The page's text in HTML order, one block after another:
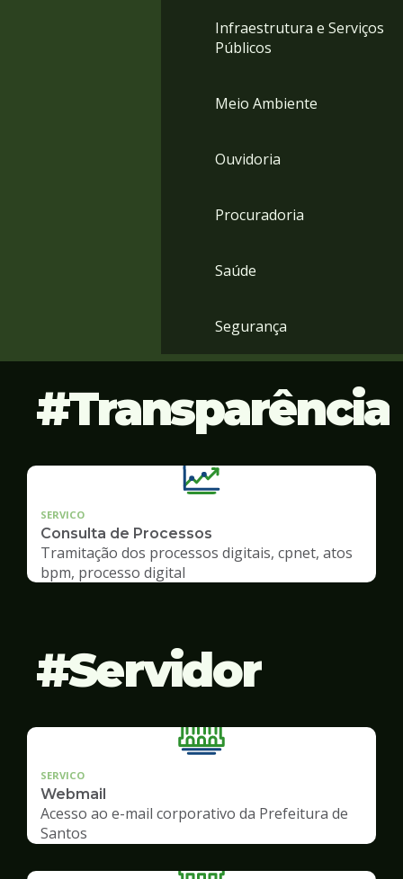
Infraestrutura e Serviços
Públicos
Meio Ambiente
Ouvidoria
Procuradoria
Saúde
Segurança
Transparência
SERVICO
Consulta de Processos
Tramitação dos processos digitais, cpnet, atos
bpm, processo digital
Servidor
SERVICO
Webmail
Acesso ao e-mail corporativo da Prefeitura de
Santos